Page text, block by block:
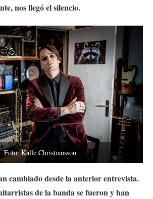
nos llegó el silencio.
Foto: Kalle Christiansson
cambiado desde la anterior entrevista.
de la banda se fueron y han